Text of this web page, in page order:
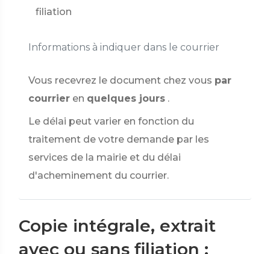
Informations à indiquer dans le courrier
filiation
Vous recevrez le document chez vous par
courrier en quelques jours .
Le délai peut varier en fonction du
traitement de votre demande par les
services de la mairie et du délai
d'acheminement du courrier.
Copie intégrale, extrait
avec ou sans filiation :